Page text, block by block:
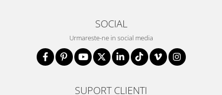
SOCIAL
Urmareste-ne in social media
SUPORT CLIENTI